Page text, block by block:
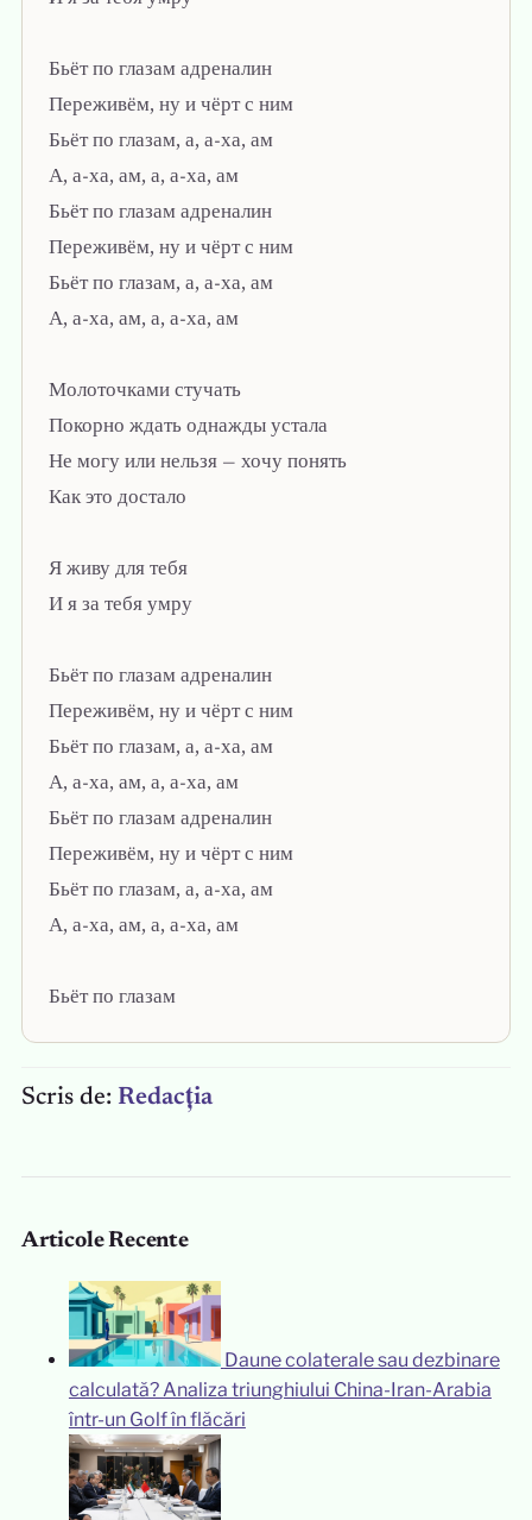
Бьёт по глазам адреналин
Переживём, ну и чёрт с ним
Бьёт по глазам, а, а-ха, ам
А, а-ха, ам, а, а-ха, ам
Бьёт по глазам адреналин
Переживём, ну и чёрт с ним
Бьёт по глазам, а, а-ха, ам
А, а-ха, ам, а, а-ха, ам
Молоточками стучать
Покорно ждать однажды устала
Не могу или нельзя — хочу понять
Как это достало
Я живу для тебя
И я за тебя умру
Бьёт по глазам адреналин
Переживём, ну и чёрт с ним
Бьёт по глазам, а, а-ха, ам
А, а-ха, ам, а, а-ха, ам
Бьёт по глазам адреналин
Переживём, ну и чёрт с ним
Бьёт по глазам, а, а-ха, ам
А, а-ха, ам, а, а-ха, ам
Бьёт по глазам
Scris de: Redacția
Articole Recente
Daune colaterale sau dezbinare
calculată? Analiza triunghiului China-Iran-Arabia
într-un Golf în flăcări